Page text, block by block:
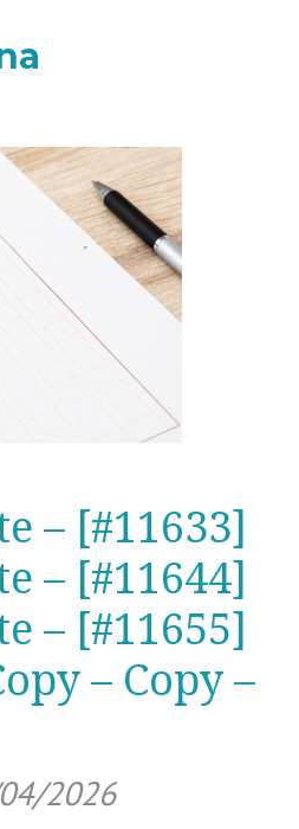
– [#11633]
– [#11644]
– [#11655]
– Copy –
2026